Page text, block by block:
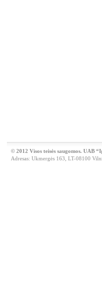
© 2012 Visos teisės saugomos. UAB
Adresas: Ukmergės 163, LT-08100